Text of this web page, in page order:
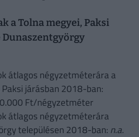
a Tolna megyei, Paksi
átlagos négyzetméterára a
Paksi járásban 2018-ban:
Ft/négyzetméter
átlagos négyzetméterára
településen 2018-ban: n.a.